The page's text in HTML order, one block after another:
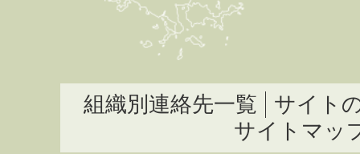
組織別連絡先一覧
サイト
サイトマッ